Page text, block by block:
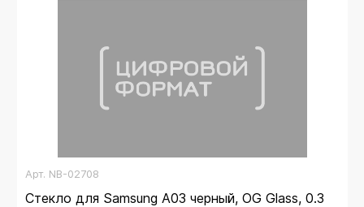
Арт. NB-02708
Стекло для Samsung A03 черный, OG Glass, 0.3